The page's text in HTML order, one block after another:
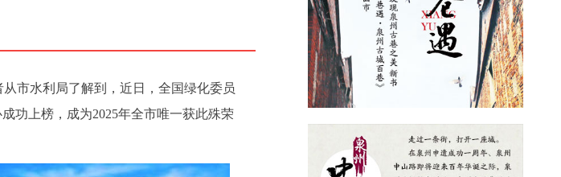
市水利局了解到，近日，全国绿化委员
功上榜，成为2025年全市唯一获此殊荣